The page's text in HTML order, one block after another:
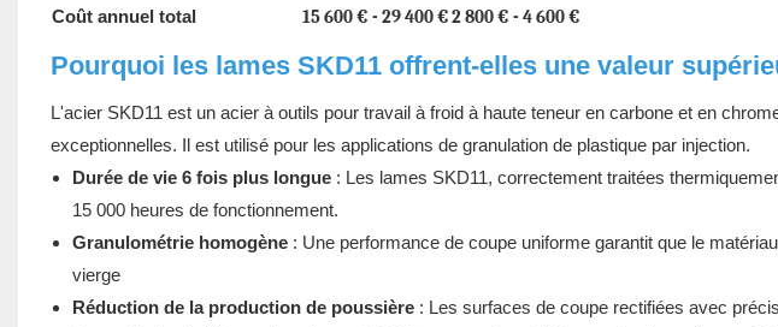
Coût annuel total 15 600 € - 29 400 €2 800 € - 4 600 €
Pourquoi les lames SKD11 offrent-elles une valeur
L'acier SKD11 est un acier à outils pour travail à froid à haute teneur en carbone et en
exceptionnelles. Il est utilisé pour les applications de granulation de plastique par injection.
Durée de vie 6 fois plus longue: Les lames SKD11, correctement traitées
15 000 heures de fonctionnement.
Granulométrie homogène: Une performance de coupe uniforme garantit que le
vierge
Réduction de la production de poussière: Les surfaces de coupe rectifiées avec